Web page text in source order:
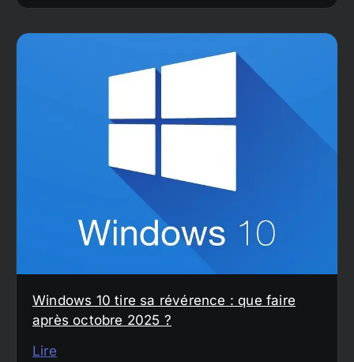
Windows 10 tire sa révérence : que faire
après octobre 2025 ?
Lire